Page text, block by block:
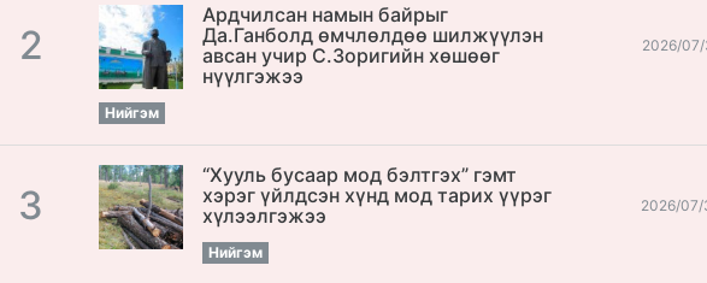
2
Ардчилсан намын байрыг
Да.Ганболд өмчлөлдөө шилжүүлэн
авсан учир С.Зоригийн хөшөөг
нүүлгэжээ
Нийгэм
2026/07/
3
“Хууль бусаар мод бэлтгэх” гэмт
хэрэг үйлдсэн хүнд мод тарих үүрэг
хүлээлгэжээ
Нийгэм
2026/07/